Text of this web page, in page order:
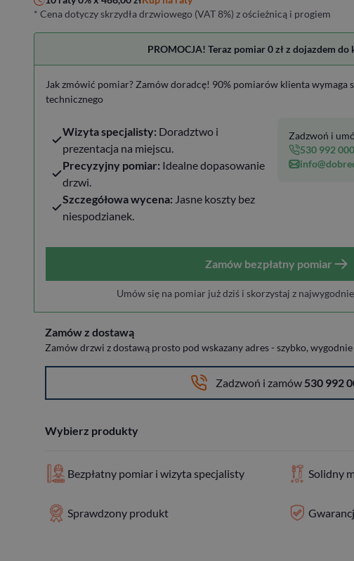
* Cena dotyczy skrzydła drzwiowego (VAT 8%) z ościeżnicą i progiem
PROMOCJA! Teraz pomiar 0 zł z dojazdem
Jak zmówić pomiar? Zamów doradcę! 90% pomiarów klienta wymaga
technicznego
Wizyta specjalisty: Doradztwo i
prezentacja na miejscu.
Precyzyjny pomiar: Idealne dopasowanie
drzwi.
Szczegółowa wycena: Jasne koszty bez
niespodzianek.
Zadzwoń i
530 992 000
Zamów bezpłatny pomiar
Umów się na pomiar już dziś i skorzystaj z
Zamów z dostawą
Zamów drzwi z dostawą prosto pod wskazany adres - szybko, wygodnie
Zadzwoń i zamów 530 992
Wybierz produkty
Bezpłatny pomiar i wizyta specjalisty Solidny
Sprawdzony produkt